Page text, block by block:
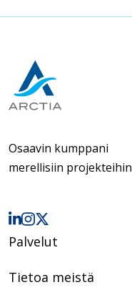
Osaavin kumppani
merellisiin projekteihin
Palvelut
Tietoa meistä